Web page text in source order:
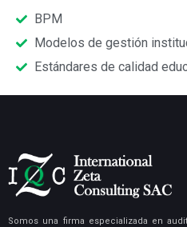
BPM
Modelos de gestión
Estándares de calidad
Somos una firma especializada en